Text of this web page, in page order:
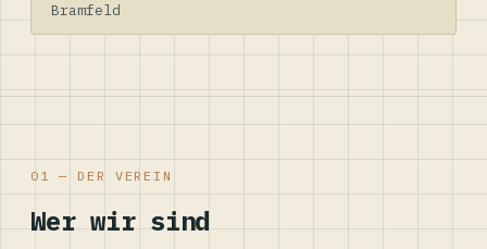
Bramfeld
01 — DER VEREIN
Wer wir sind